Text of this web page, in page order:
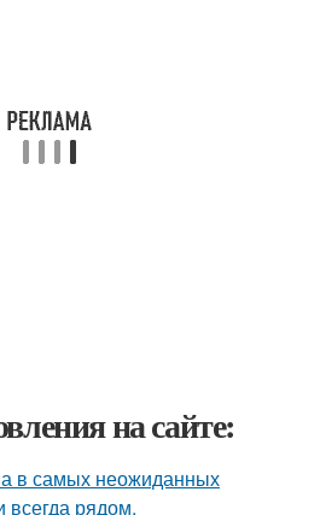
на сайте:
в самых неожиданных
всегда рядом.